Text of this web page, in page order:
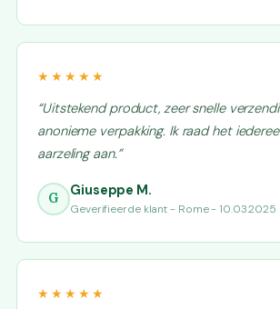
★★★★★
“Uitstekend product, zeer snelle
anonieme verpakking. Ik raad het
aarzeling aan.”
G
Giuseppe M.
Geverifieerde klant - Rome - 10.03.2025
★★★★★